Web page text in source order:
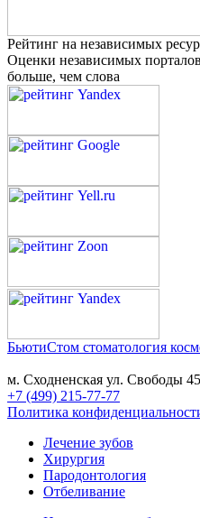
Рейтинг на независимых
Оценки независимых
больше, чем слова
БьютиСтом стоматология
м. Сходненская ул. Свободы 45
+7 (499) 215-77-77
Политика
Лечение зубов
Хирургия
Пародонтология
Отбеливание